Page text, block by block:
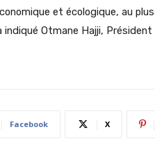
et écologique, au
Otmane Hajji, Président
Facebook X